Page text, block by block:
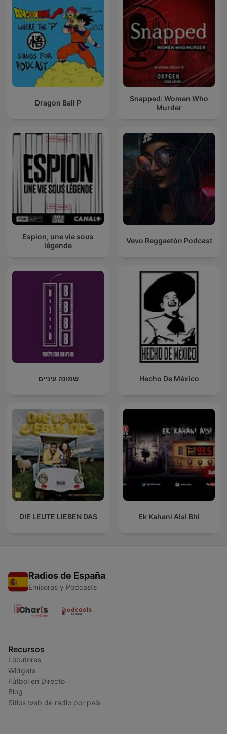
Dragon Ball P
Snapped: Women Who
Murder
Espion, une vie sous
légende
Vevo Reggaetón Podcast
שמונה עיניים Hecho De México
DIE LEUTE LIEBEN DAS Ek Kahani Aisi Bhi
Radios de España
Emisoras y Podcasts
Recursos
Locutores
Widgets
Fútbol en Directo
Blog
Sitios web de radio por país